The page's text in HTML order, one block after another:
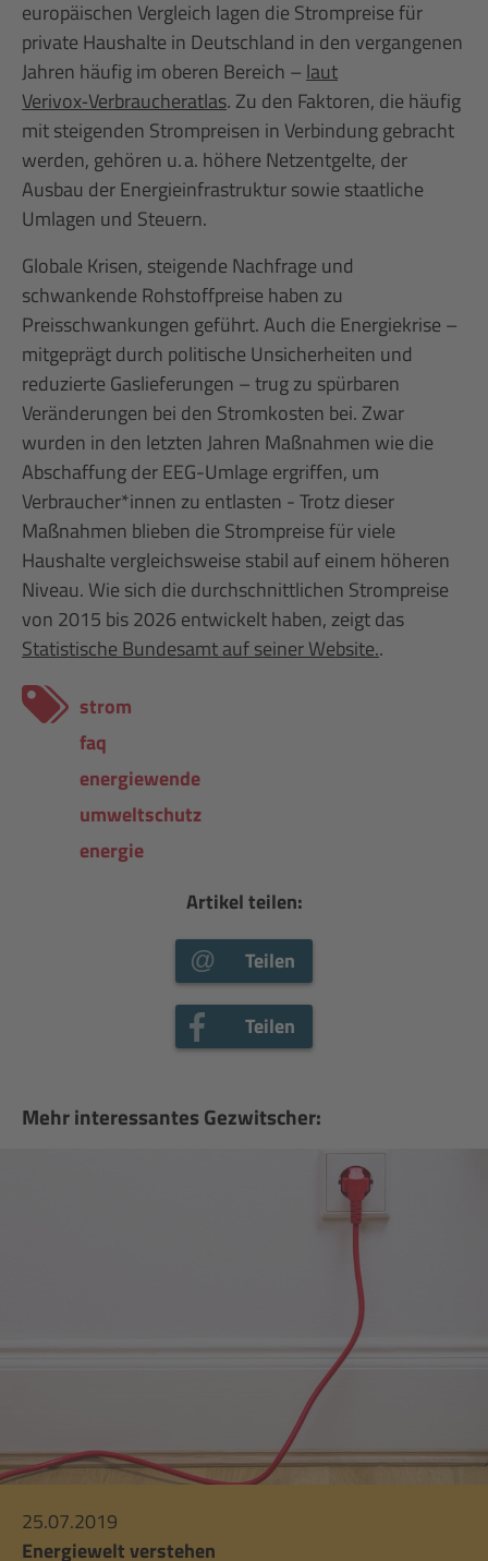
europäischen Vergleich lagen die Strompreise für
private Haushalte in Deutschland in den vergangenen
Jahren häufig im oberen Bereich – laut
Verivox‑Verbraucheratlas. Zu den Faktoren, die häufig
mit steigenden Strompreisen in Verbindung gebracht
werden, gehören u. a. höhere Netzentgelte, der
Ausbau der Energieinfrastruktur sowie staatliche
Umlagen und Steuern.
Globale Krisen, steigende Nachfrage und
schwankende Rohstoffpreise haben zu
Preisschwankungen geführt. Auch die Energiekrise –
mitgeprägt durch politische Unsicherheiten und
reduzierte Gaslieferungen – trug zu spürbaren
Veränderungen bei den Stromkosten bei. Zwar
wurden in den letzten Jahren Maßnahmen wie die
Abschaffung der EEG-Umlage ergriffen, um
Verbraucher*innen zu entlasten - Trotz dieser
Maßnahmen blieben die Strompreise für viele
Haushalte vergleichsweise stabil auf einem höheren
Niveau. Wie sich die durchschnittlichen Strompreise
von 2015 bis 2026 entwickelt haben, zeigt das
Statistische Bundesamt auf seiner Website..
strom
faq
energiewende
umweltschutz
energie
Artikel teilen:
Teilen
Teilen
Mehr interessantes Gezwitscher:
25.07.2019
Energiewelt verstehen